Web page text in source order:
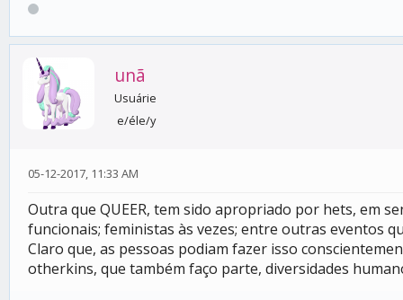
unã
Usuárie
e/éle/y
05-12-2017, 11:33 AM
Outra que QUEER, tem sido apropriado por hets, em
funcionais; feministas às vezes; entre outras eventos
Claro que, as pessoas podiam fazer isso
otherkins, que também faço parte, diversidades